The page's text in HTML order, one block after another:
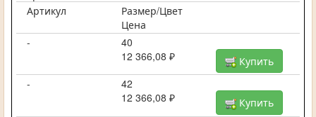
Артикул
Размер/Цвет
Цена
-
40
12 366,08 ₽
Купить
-
42
12 366,08 ₽
Купить